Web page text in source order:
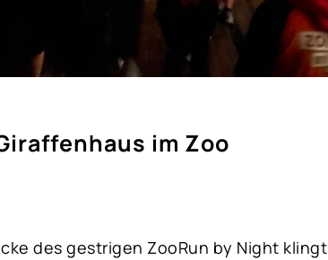
im Zoo
des gestrigen ZooRun by Night klingt